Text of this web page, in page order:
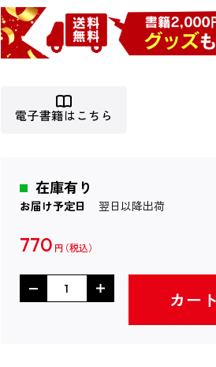
電子書籍はこちら
在庫有り
お届け予定日 翌日以降出荷
770 円
カー